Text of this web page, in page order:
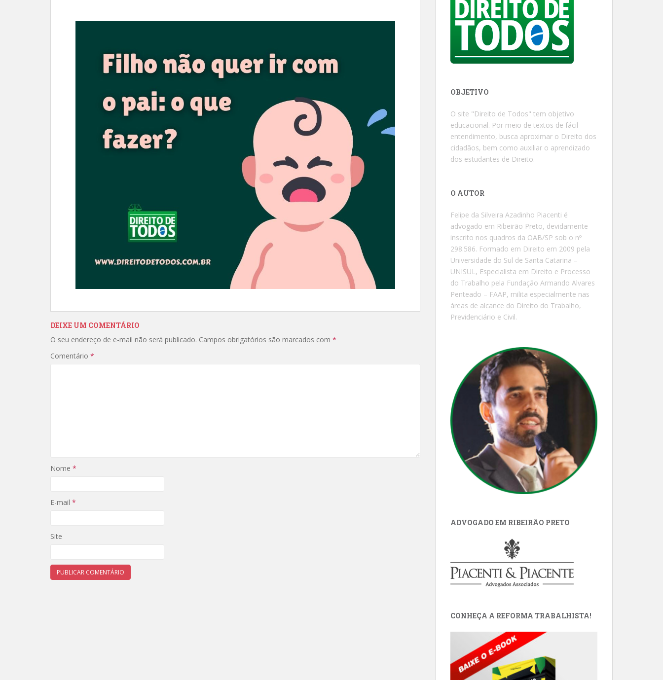
DEIXE UM COMENTÁRIO
O seu endereço de e-mail não será publicado. Campos obrigatórios são marcados com *
Comentário *
Nome *
E-mail *
Site
OBJETIVO
O site "Direito de Todos" tem objetivo
educacional. Por meio de textos de fácil
entendimento, busca aproximar o Direito dos
cidadãos, bem como auxiliar o aprendizado
dos estudantes de Direito.
O AUTOR
Felipe da Silveira Azadinho Piacenti é
advogado em Ribeirão Preto, devidamente
inscrito nos quadros da OAB/SP sob o nº
298.586. Formado em Direito em 2009 pela
Universidade do Sul de Santa Catarina –
UNISUL, Especialista em Direito e Processo
do Trabalho pela Fundação Armando Alvares
Penteado – FAAP, milita especialmente nas
áreas de alcance do Direito do Trabalho,
Previdenciário e Civil.
ADVOGADO EM RIBEIRÃO PRETO
CONHEÇA A REFORMA TRABALHISTA!